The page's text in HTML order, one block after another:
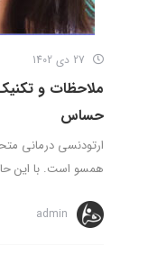
ملاحظات و
حساس
ارتودنسی درمانی
همسو است. با این
admin